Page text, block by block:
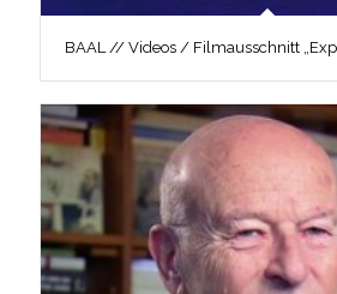
BAAL // Videos / Filmausschnitt